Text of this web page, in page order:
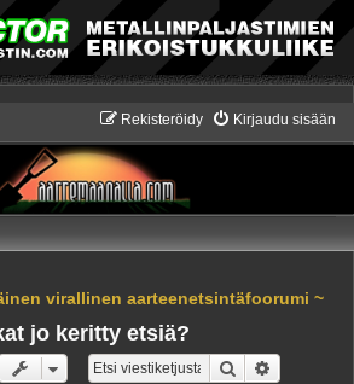
Kirjaudu sisään
Rekisteröidy
virallinen aarteenetsintäfoorumi ~
jo keritty etsiä?
Etsi